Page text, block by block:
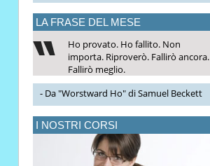
LA FRASE DEL MESE
Ho provato. Ho fallito. Non
importa. Riproverò. Fallirò ancora.
Fallirò meglio.
- Da "Worstward Ho" di Samuel Beckett
I NOSTRI CORSI